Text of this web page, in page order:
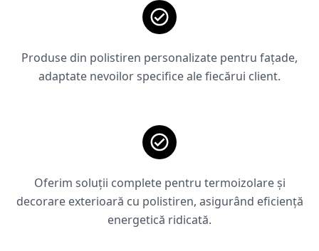
Produse din polistiren personalizate pentru fațade,
adaptate nevoilor specifice ale fiecărui client.
Oferim soluții complete pentru termoizolare și
decorare exterioară cu polistiren, asigurând eficiență
energetică ridicată.